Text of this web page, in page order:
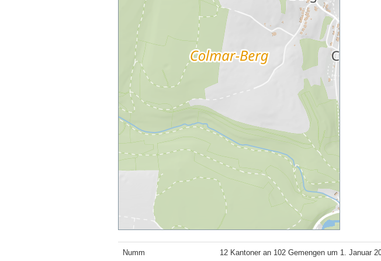
Numm 12 Kantoner an 102 Gemengen um 1. Januar